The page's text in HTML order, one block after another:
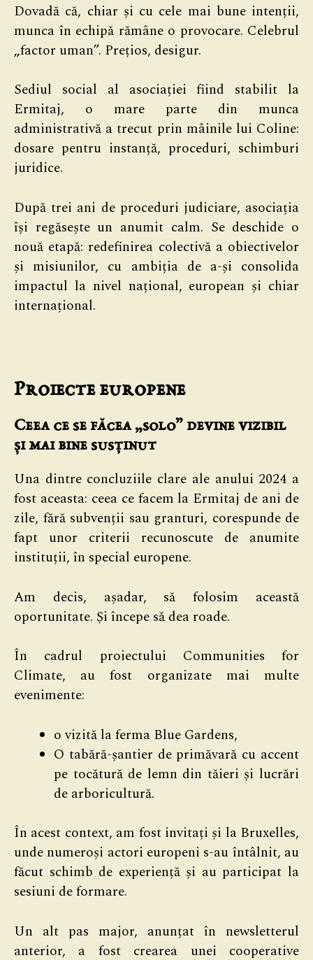
Dovadă că, chiar și cu cele mai bune intenții,
munca în echipă rămâne o provocare. Celebrul
„factor uman”. Prețios, desigur.
Sediul social al asociației fiind stabilit la
Ermitaj, o mare parte din munca
administrativă a trecut prin mâinile lui Coline:
dosare pentru instanță, proceduri, schimburi
juridice.
După trei ani de proceduri judiciare, asociația
își regăsește un anumit calm. Se deschide o
nouă etapă: redefinirea colectivă a obiectivelor
și misiunilor, cu ambiția de a-și consolida
impactul la nivel național, european și chiar
internațional.
Proiecte europene
Ceea ce se făcea „solo” devine vizibil
și mai bine susținut
Una dintre concluziile clare ale anului 2024 a
fost aceasta: ceea ce facem la Ermitaj de ani de
zile, fără subvenții sau granturi, corespunde de
fapt unor criterii recunoscute de anumite
instituții, în special europene.
Am decis, așadar, să folosim această
oportunitate. Și începe să dea roade.
În cadrul proiectului Communities for
Climate, au fost organizate mai multe
evenimente:
o vizită la ferma Blue Gardens,
O tabără-șantier de primăvară cu accent
pe tocătură de lemn din tăieri și lucrări
de arboricultură.
În acest context, am fost invitați și la Bruxelles,
unde numeroși actori europeni s-au întâlnit, au
făcut schimb de experiență și au participat la
sesiuni de formare.
Un alt pas major, anunțat în newsletterul
anterior, a fost crearea unei cooperative